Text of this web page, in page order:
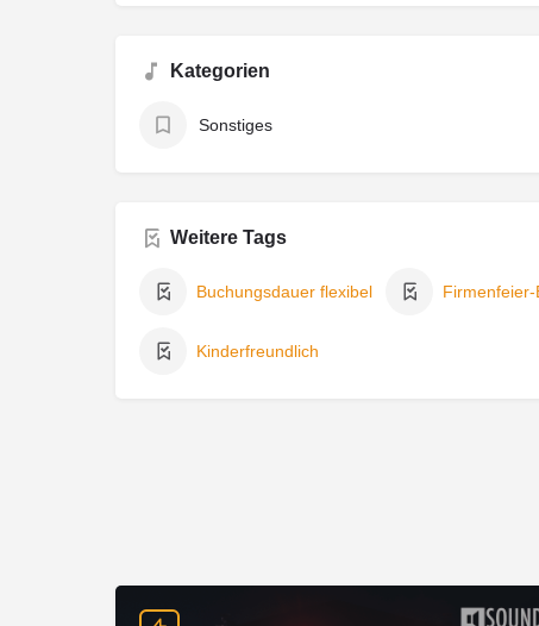
Kategorien
Sonstiges
Weitere Tags
Buchungsdauer flexibel
Kinderfreundlich